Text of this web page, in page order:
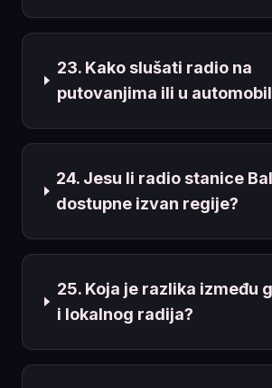
23. Kako slušati radio na
putovanjima ili u
24. Jesu li radio stanice
dostupne izvan regije?
25. Koja je razlika između
i lokalnog radija?